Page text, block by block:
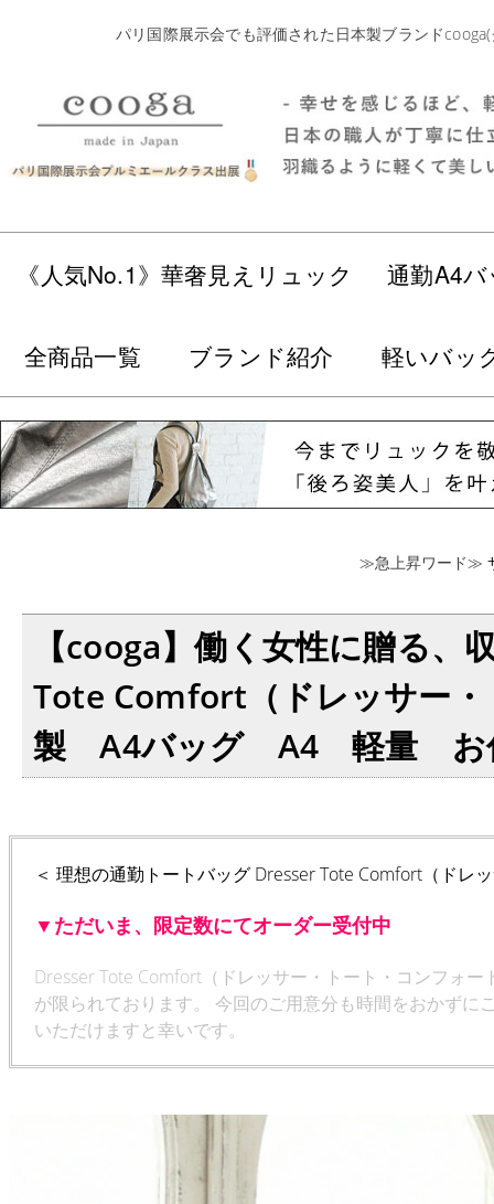
パリ国際展示会でも評価された日本製ブランド
《人気No.1》華奢見えリュック 通勤A4
全商品一覧 ブランド紹介 軽いバッ
≫急上昇ワード≫
【cooga】働く女性に贈る
Tote Comfort（ドレッサー
製 A4バッグ A4 軽量 お
＜ 理想の通勤トートバッグ Dresser Tote Comfort（ド
▼ただいま、限定数にてオーダー受付中
Dresser Tote Comfort（ドレッサー・トート・コンフォ
が限られております。 今回のご用意分も時間をおかず
いただけますと幸いです。